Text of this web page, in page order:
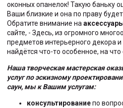
оконных опанелок! Такую баньку
Ваши близкие и она по праву
Обратите внимание на
сайте, - Здесь, из огромного
предметов интерьерного декора
найдётся что-то особенное, на
Наша творческая мастерская
услуг по эскизному
саун, мы к Вашим услугам:
консультированиепо